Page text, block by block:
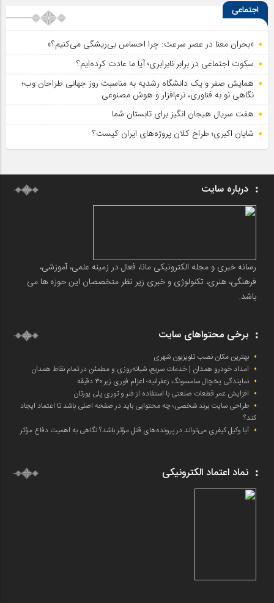
اجتماعی
«بحران معنا در عصر سرعت: چرا احساس بی‌ریشگی می‌کنیم؟»
سکوت اجتماعی در برابر نابرابری؛ آیا ما عادت کرده‌ایم؟
همایش صفر و یک دانشگاه رشدیه به مناسبت روز جهانی طراحان وب؛
نگاهی نو به فناوری، نرم‌افزار و هوش مصنوعی
هفت سریال هیجان انگیز برای تابستان شما
شایان اکبری؛ طراح کلان پروژه‌های ایران کیست؟
درباره سایت
رسانه خبری و مجله الکترونیکی مانا، فعال در زمینه علمی، آموزشی،
فرهنگی، هنری، تکنولوژی و خبری زیر نظر متخصصان این حوزه ها می
باشد.
برخی محتواهای سایت
بهترین مکان نصب تلویزیون شهری
امداد خودرو همدان | خدمات سریع، شبانه‌روزی و مطمئن در تمام نقاط همدان
نمایندگی یخچال سامسونگ زعفرانیه؛ اعزام فوری زیر ۳۰ دقیقه
افزایش عمر قطعات صنعتی با استفاده از فنر و توری پلی یورتان
طراحی سایت برند شخصی؛ چه محتوایی باید در صفحه اصلی باشد تا اعتماد ایجاد
کند؟
آیا وکیل کیفری می‌تواند در پرونده‌های قتل مؤثر باشد؟ نگاهی به اهمیت دفاع مؤثر
نماد اعتماد الکترونیکی